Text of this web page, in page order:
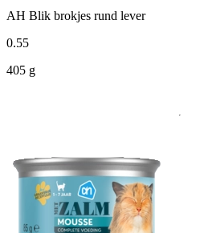
AH Blik brokjes rund lever
0.55
405 g